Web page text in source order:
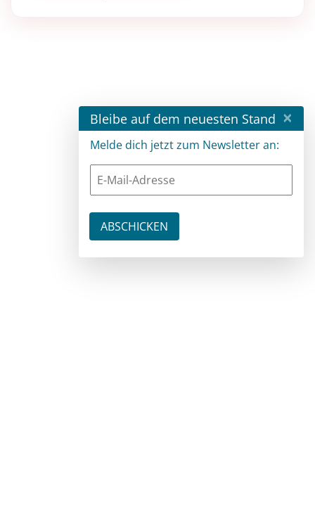
Bleibe auf dem neuesten Stand ×
Melde dich jetzt zum Newsletter an: